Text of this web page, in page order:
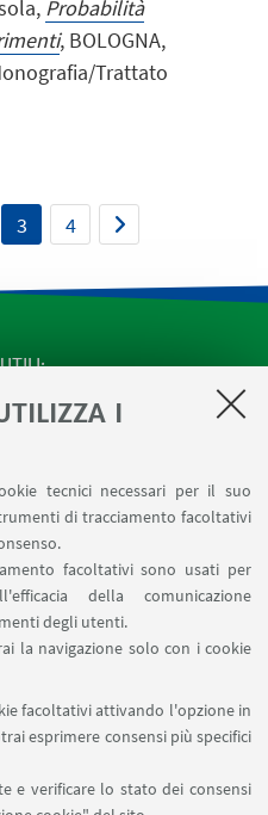
I
tecnici necessari per il suo
di tracciamento facoltativi
facoltativi sono usati per
della comunicazione
degli utenti.
la navigazione solo con i cookie
facoltativi attivando l'opzione in
esprimere consensi più specifici
e verificare lo stato dei consensi
Probabilità
, BOLOGNA,
Trattato
3 4
Dipartimento
afferenti al Dipartimento
interni
servizi
SU:
SU: